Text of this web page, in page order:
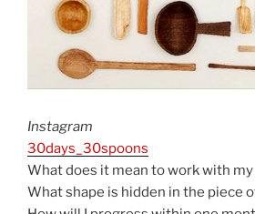
Instagram
30days_30spoons
What does it mean to work with
What shape is hidden in the piece